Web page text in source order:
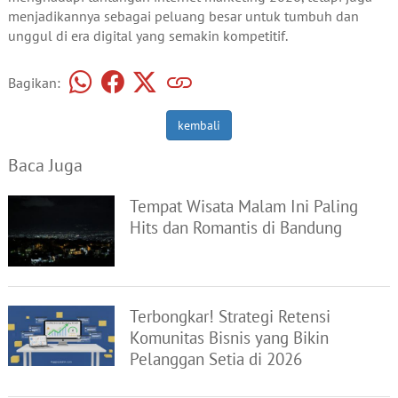
menjadikannya sebagai peluang besar untuk tumbuh dan
unggul di era digital yang semakin kompetitif.
Bagikan:
kembali
Baca Juga
Tempat Wisata Malam Ini Paling
Hits dan Romantis di Bandung
Terbongkar! Strategi Retensi
Komunitas Bisnis yang Bikin
Pelanggan Setia di 2026